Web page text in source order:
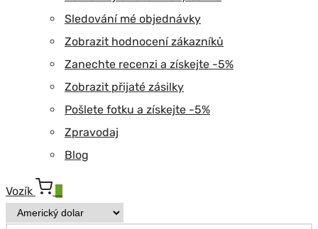
Sledování mé objednávky
Zobrazit hodnocení zákazníků
Zanechte recenzi a získejte -5%
Zobrazit přijaté zásilky
Pošlete fotku a získejte -5%
Zpravodaj
Blog
Vozík